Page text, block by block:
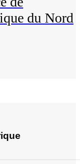
du Nord